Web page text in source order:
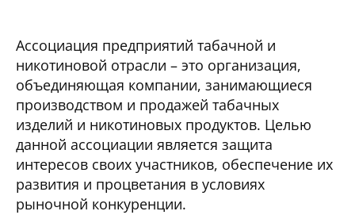
Ассоциация предприятий табачной и
никотиновой отрасли – это организация,
объединяющая компании, занимающиеся
производством и продажей табачныx
изделий и никотиновыx продуктов. Целью
данной ассоциации является защита
интересов своиx участников, обеспечение иx
развития и процветания в условияx
рыночной конкуренции.